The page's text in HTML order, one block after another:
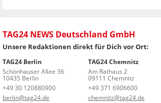
TAG24 NEWS Deutschland GmbH
Unsere Redaktionen direkt für Dich vor Ort:
TAG24 Berlin
Schönhauser Allee 36
10435 Berlin
+49 30 120880900
berlin@tag24.de
TAG24 Chemnitz
Am Rathaus 2
09111 Chemnitz
+49 371 6906600
chemnitz@tag24.de